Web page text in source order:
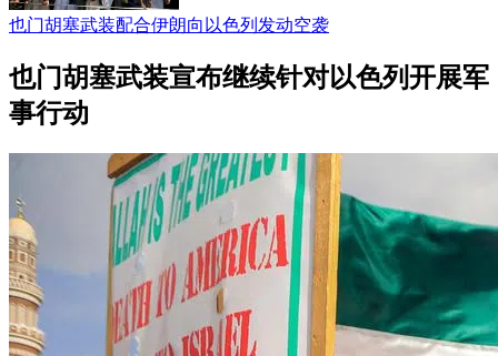
也门胡塞武装配合伊朗向以色列发动空袭
也门胡塞武装宣布继续针对以色列开展军
事行动